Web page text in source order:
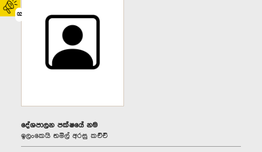
02
දේශපාලන පක්ෂයේ නම
ඉලංකෙයි තමිල් අරසු කච්චි